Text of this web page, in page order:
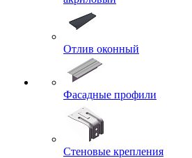
Отлив оконный
Фасадные профили
Стеновые крепления